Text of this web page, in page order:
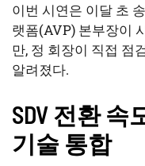
이번 시연은 이달 초
랫폼(AVP) 본부장이
만, 정 회장이 직접 점
알려졌다.
SDV 전환
기술 통합